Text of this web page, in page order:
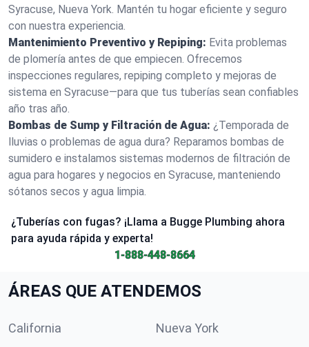
Syracuse, Nueva York. Mantén tu hogar eficiente y seguro
con nuestra experiencia.
Mantenimiento Preventivo y Repiping: Evita problemas
de plomería antes de que empiecen. Ofrecemos
inspecciones regulares, repiping completo y mejoras de
sistema en Syracuse—para que tus tuberías sean confiables
año tras año.
Bombas de Sump y Filtración de Agua: ¿Temporada de
lluvias o problemas de agua dura? Reparamos bombas de
sumidero e instalamos sistemas modernos de filtración de
agua para hogares y negocios en Syracuse, manteniendo
sótanos secos y agua limpia.
¿Tuberías con fugas? ¡Llama a Bugge Plumbing ahora
para ayuda rápida y experta!
1-888-448-8664
ÁREAS QUE ATENDEMOS
California Nueva York